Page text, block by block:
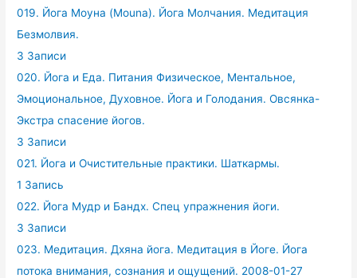
019. Йога Моуна (Mouna). Йога Молчания. Медитация
Безмолвия.
3 Записи
020. Йога и Еда. Питания Физическое, Ментальное,
Эмоциональное, Духовное. Йога и Голодания. Овсянка-
Экстра спасение йогов.
3 Записи
021. Йога и Очистительные практики. Шаткармы.
1 Запись
022. Йога Мудр и Бандх. Спец упражнения йоги.
3 Записи
023. Медитация. Дхяна йога. Медитация в Йоге. Йога
потока внимания, сознания и ощущений. 2008-01-27